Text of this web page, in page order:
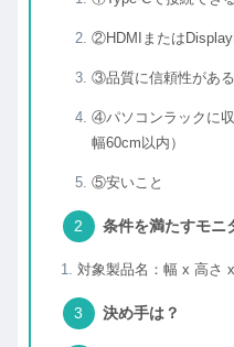
②HDMIまたは
③品質に信頼性がある
④パソコンラックに
幅60cm以内）
⑤安いこと
条件を満たすモニ
対象製品名：幅 x 高さ
決め手は？